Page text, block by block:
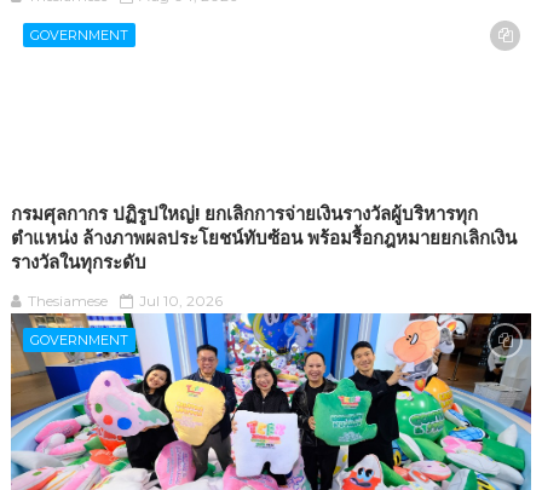
GOVERNMENT
กรมศุลกากร ปฏิรูปใหญ่! ยกเลิกการจ่ายเงินรางวัลผู้บริหารทุก
ตำแหน่ง ล้างภาพผลประโยชน์ทับซ้อน พร้อมรื้อกฎหมายยกเลิกเงิน
รางวัลในทุกระดับ
Thesiamese Jul 10, 2026
GOVERNMENT